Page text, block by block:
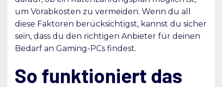
um Vorabkosten zu vermeiden. Wenn du all
diese Faktoren berücksichtigst, kannst du sicher
sein, dass du den richtigen Anbieter für deinen
Bedarf an Gaming-PCs findest.
So funktioniert das